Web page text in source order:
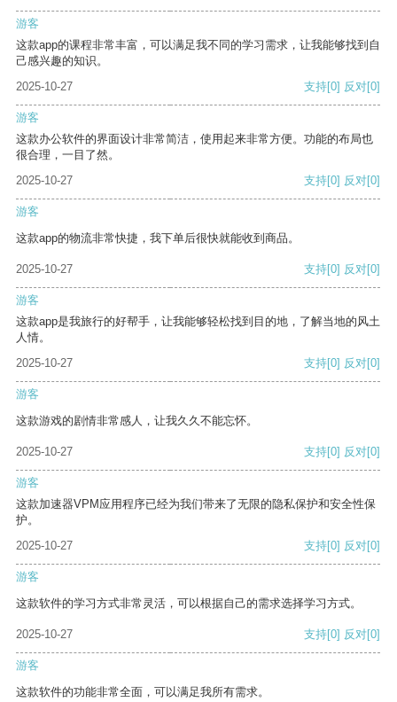
游客
这款app的课程非常丰富，可以满足我不同的学习需求，让我能够找到自
己感兴趣的知识。
2025-10-27
支持[0] 反对[0]
游客
这款办公软件的界面设计非常简洁，使用起来非常方便。功能的布局也
很合理，一目了然。
2025-10-27
支持[0] 反对[0]
游客
这款app的物流非常快捷，我下单后很快就能收到商品。
2025-10-27 支持[0] 反对[0]
游客
这款app是我旅行的好帮手，让我能够轻松找到目的地，了解当地的风土
人情。
2025-10-27
支持[0] 反对[0]
游客
这款游戏的剧情非常感人，让我久久不能忘怀。
2025-10-27 支持[0] 反对[0]
游客
这款加速器VPM应用程序已经为我们带来了无限的隐私保护和安全性保
护。
2025-10-27
支持[0] 反对[0]
游客
这款软件的学习方式非常灵活，可以根据自己的需求选择学习方式。
2025-10-27 支持[0] 反对[0]
游客
这款软件的功能非常全面，可以满足我所有需求。